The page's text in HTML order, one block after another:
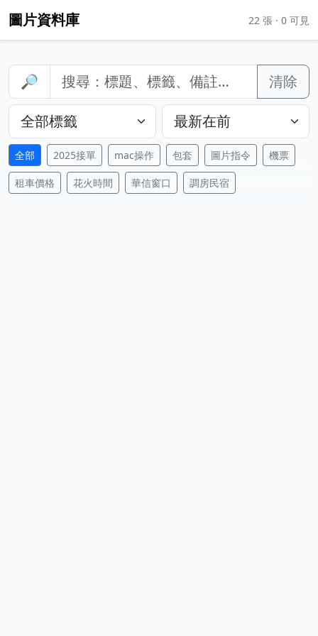
圖片資料庫 22 張 · 0 可見
🔎 清除
全部 2025接單 mac操作 包套 圖片指令 機票
租車價格 花火時間 華信窗口 調房民宿